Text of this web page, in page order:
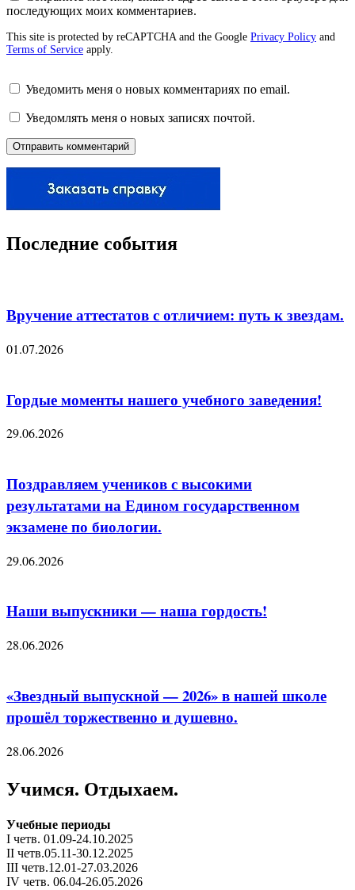
последующих моих комментариев.
This site is protected by reCAPTCHA and the Google Privacy Policy and
Terms of Service apply.
Уведомить меня о новых комментариях по email.
Уведомлять меня о новых записях почтой.
Последние события
Вручение аттестатов с отличием: путь к звездам.
01.07.2026
Гордые моменты нашего учебного заведения!
29.06.2026
Поздравляем учеников с высокими
результатами на Едином государственном
экзамене по биологии.
29.06.2026
Наши выпускники — наша гордость!
28.06.2026
«Звездный выпускной — 2026» в нашей школе
прошёл торжественно и душевно.
28.06.2026
Учимся. Отдыхаем.
Учебные периоды
I четв. 01.09-24.10.2025
II четв.05.11-30.12.2025
III четв.12.01-27.03.2026
IV четв. 06.04-26.05.2026